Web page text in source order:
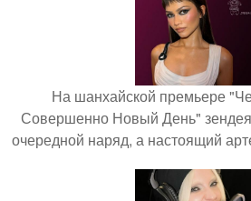
На шанхайской премьере
Совершенно Новый День"
очередной наряд, а настоящий